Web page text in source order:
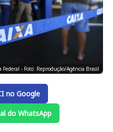
- Foto: Reprodução/Agência Brasil
no Google
do WhatsApp